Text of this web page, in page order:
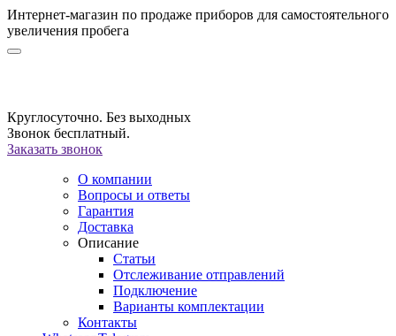
Интернет-магазин по продаже приборов для самостоятельного
увеличения пробега
Круглосуточно. Без выходных
Звонок бесплатный.
Заказать звонок
О компании
Вопросы и ответы
Гарантия
Доставка
Описание
Статьи
Отслеживание отправлений
Подключение
Варианты комплектации
Контакты